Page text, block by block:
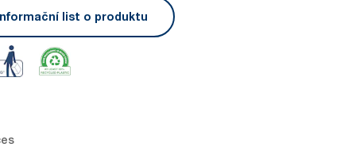
list o produktu